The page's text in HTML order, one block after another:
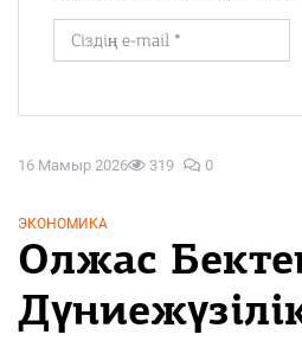
16 Мамыр 2026 319 0
ЭКОНОМИКА
Олжас